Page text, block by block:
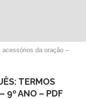
da oração –
TERMOS
9º ANO – PDF